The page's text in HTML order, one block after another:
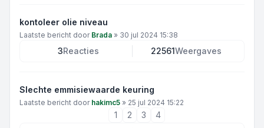
kontoleer olie niveau
Laatste bericht door Brada » 30 jul 2024 15:38
3Reacties 22561Weergaves
Slechte emmisiewaarde keuring
Laatste bericht door hakimc5 » 25 jul 2024 15:22
1 2 3
4